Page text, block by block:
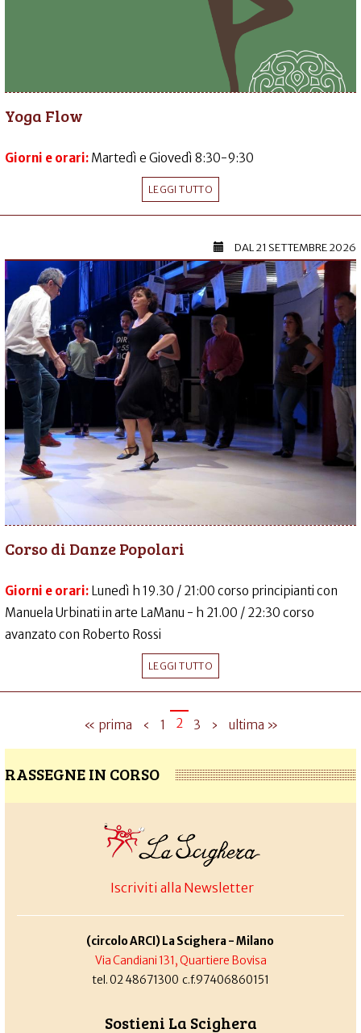
Yoga Flow
Giorni e orari: Martedì e Giovedì 8:30-9:30
LEGGI TUTTO
DAL21 SETTEMBRE 2026
Corso di Danze Popolari
Giorni e orari: Lunedì h 19.30 / 21:00 corso principianti con
Manuela Urbinati in arte LaManu - h 21.00 / 22:30 corso
avanzato con Roberto Rossi
LEGGI TUTTO
« prima ‹ 1 2 3 › ultima »
RASSEGNE IN CORSO
Iscriviti alla Newsletter
(circolo ARCI) La Scighera - Milano
Via Candiani 131, Quartiere Bovisa
tel. 02 48671300 c.f.97406860151
Sostieni La Scighera